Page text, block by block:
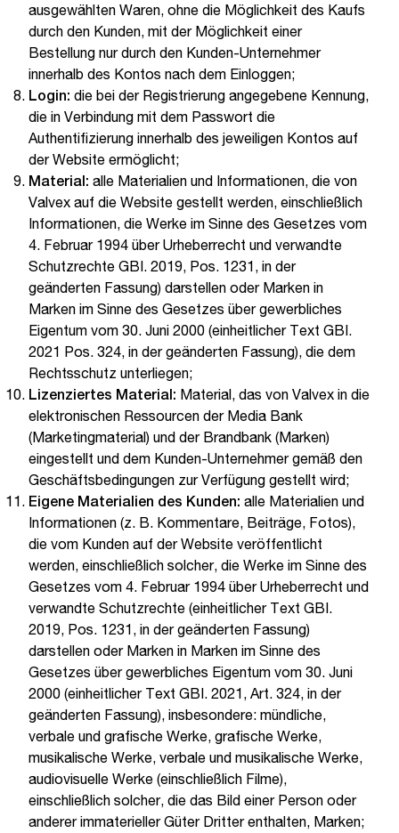
ausgewählten Waren, ohne die Möglichkeit des Kaufs
durch den Kunden, mit der Möglichkeit einer
Bestellung nur durch den Kunden-Unternehmer
innerhalb des Kontos nach dem Einloggen;
Login: die bei der Registrierung angegebene Kennung,
die in Verbindung mit dem Passwort die
Authentifizierung innerhalb des jeweiligen Kontos auf
der Website ermöglicht;
Material: alle Materialien und Informationen, die von
Valvex auf die Website gestellt werden, einschließlich
Informationen, die Werke im Sinne des Gesetzes vom
4. Februar 1994 über Urheberrecht und verwandte
Schutzrechte GBI. 2019, Pos. 1231, in der
geänderten Fassung) darstellen oder Marken in
Marken im Sinne des Gesetzes über gewerbliches
Eigentum vom 30. Juni 2000 (einheitlicher Text GBI.
2021 Pos. 324, in der geänderten Fassung), die dem
Rechtsschutz unterliegen;
Lizenziertes Material: Material, das von Valvex in die
elektronischen Ressourcen der Media Bank
(Marketingmaterial) und der Brandbank (Marken)
eingestellt und dem Kunden-Unternehmer gemäß den
Geschäftsbedingungen zur Verfügung gestellt wird;
Eigene Materialien des Kunden: alle Materialien und
Informationen (z. B. Kommentare, Beiträge, Fotos),
die vom Kunden auf der Website veröffentlicht
werden, einschließlich solcher, die Werke im Sinne des
Gesetzes vom 4. Februar 1994 über Urheberrecht und
verwandte Schutzrechte (einheitlicher Text GBI.
2019, Pos. 1231, in der geänderten Fassung)
darstellen oder Marken in Marken im Sinne des
Gesetzes über gewerbliches Eigentum vom 30. Juni
2000 (einheitlicher Text GBI. 2021, Art. 324, in der
geänderten Fassung), insbesondere: mündliche,
verbale und grafische Werke, grafische Werke,
musikalische Werke, verbale und musikalische Werke,
audiovisuelle Werke (einschließlich Filme),
einschließlich solcher, die das Bild einer Person oder
anderer immaterieller Güter Dritter enthalten, Marken;